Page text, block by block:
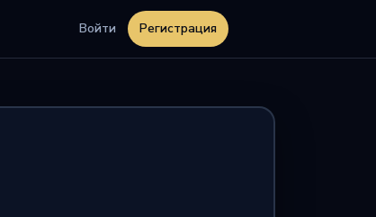
Войти Регистрация